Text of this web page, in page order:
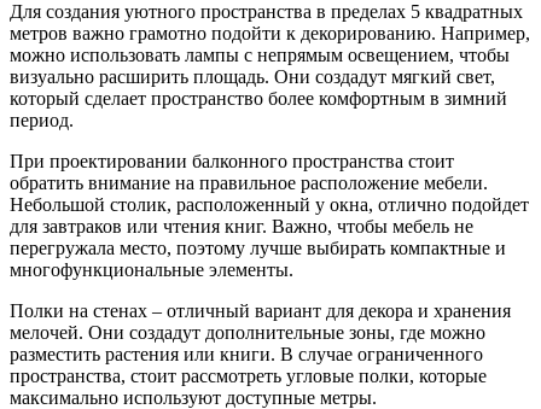
Для создания уютного пространства в пределах 5 квадратных
метров важно грамотно подойти к декорированию. Например,
можно использовать лампы с непрямым освещением, чтобы
визуально расширить площадь. Они создадут мягкий свет,
который сделает пространство более комфортным в зимний
период.
При проектировании балконного пространства стоит
обратить внимание на правильное расположение мебели.
Небольшой столик, расположенный у окна, отлично подойдет
для завтраков или чтения книг. Важно, чтобы мебель не
перегружала место, поэтому лучше выбирать компактные и
многофункциональные элементы.
Полки на стенах – отличный вариант для декора и хранения
мелочей. Они создадут дополнительные зоны, где можно
разместить растения или книги. В случае ограниченного
пространства, стоит рассмотреть угловые полки, которые
максимально используют доступные метры.